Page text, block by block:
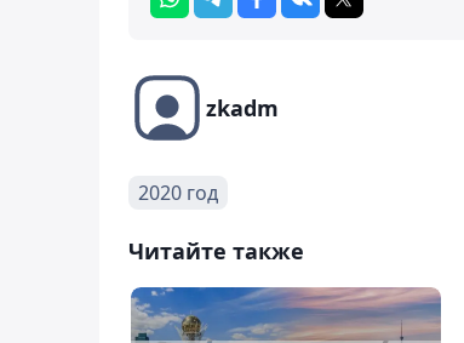
zkadm
2020 год
Читайте также